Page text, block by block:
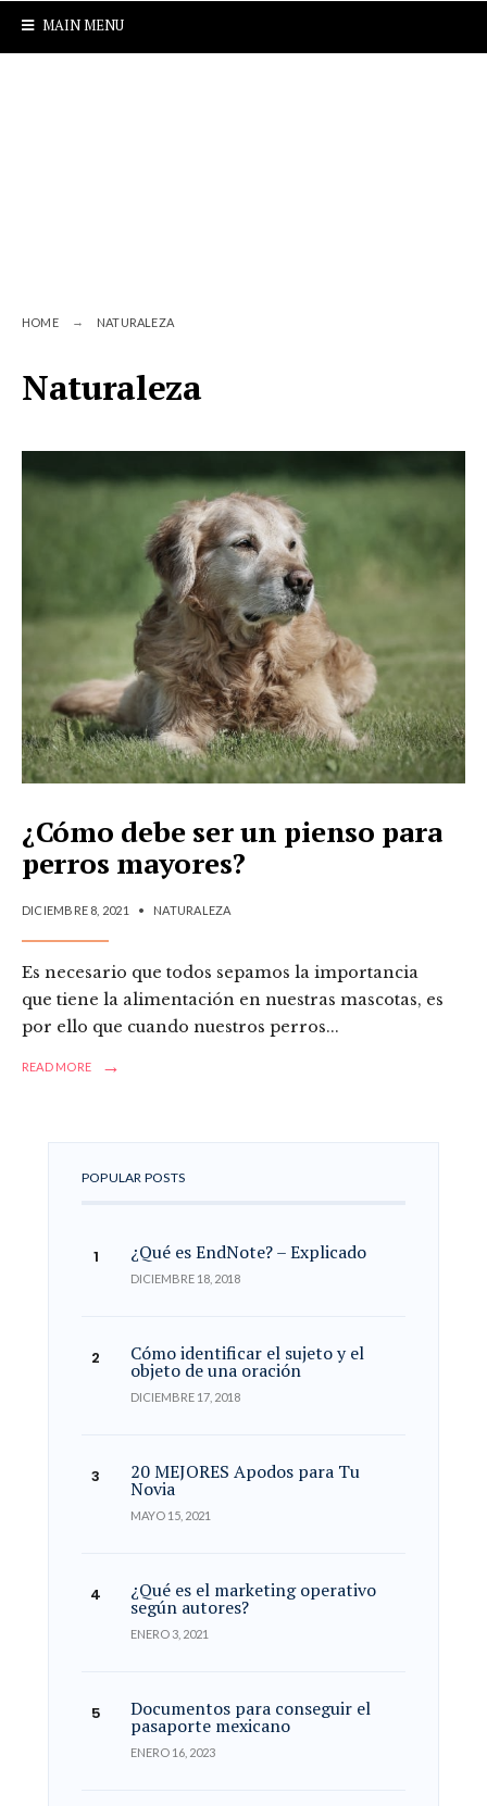
MAIN MENU
HOME NATURALEZA
Naturaleza
¿Cómo debe ser un pienso para
perros mayores?
DICIEMBRE 8, 2021 • NATURALEZA
Es necesario que todos sepamos la importancia
que tiene la alimentación en nuestras mascotas, es
por ello que cuando nuestros perros...
READ MORE →
POPULAR POSTS
¿Qué es EndNote? – Explicado
DICIEMBRE 18, 2018
Cómo identificar el sujeto y el
objeto de una oración
DICIEMBRE 17, 2018
20 MEJORES Apodos para Tu
Novia
MAYO 15, 2021
¿Qué es el marketing operativo
según autores?
ENERO 3, 2021
Documentos para conseguir el
pasaporte mexicano
ENERO 16, 2023